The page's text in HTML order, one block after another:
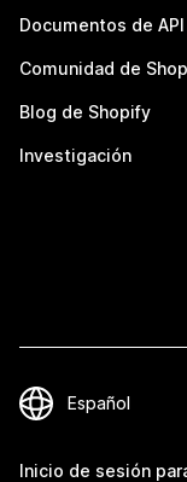
Documentos de API
Comunidad de
Blog de Shopify
Investigación
Inicio de sesión